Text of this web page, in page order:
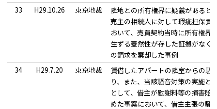
33
H29.10.26 東京地裁
隣地との所有権界に疑義があると
売主の相続人に対して瑕疵担保責
おいて、売買契約当時に所有権界
生ずる蓋然性が存した証拠がなく
の請求を棄却した事例
34
H29.7.20 東京地裁
賃借したアパートの隣室からの騒
り、また、当該騒音対策の実施と
として、借主が慰謝料等の損害賠
めた事案において、借主主張の騒